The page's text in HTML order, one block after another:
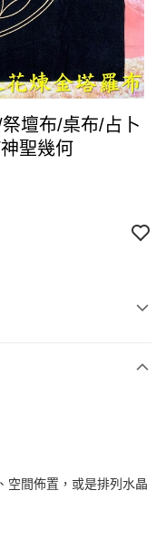
壇布/桌布/占卜
聖幾何
空間佈置，或是排列水晶